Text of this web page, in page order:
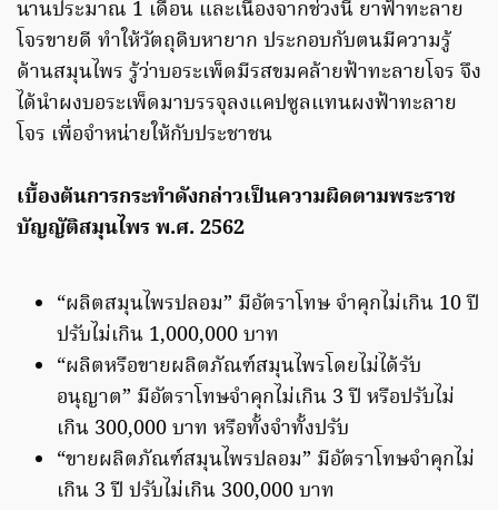
นานประมาณ 1 เดือน และเนื่องจากช่วงนี้ ยาฟ้าทะลาย
โจรขายดี ทำให้วัตถุดิบหายาก ประกอบกับตนมีความรู้
ด้านสมุนไพร รู้ว่าบอระเพ็ดมีรสขมคล้ายฟ้าทะลายโจร จึง
ได้นำผงบอระเพ็ดมาบรรจุลงแคปซูลแทนผงฟ้าทะลาย
โจร เพื่อจำหน่ายให้กับประชาชน
เบื้องต้นการกระทำดังกล่าวเป็นความผิดตามพระราช
บัญญัติสมุนไพร พ.ศ. 2562
“ผลิตสมุนไพรปลอม” มีอัตราโทษ จำคุกไม่เกิน 10 ปี
ปรับไม่เกิน 1,000,000 บาท
“ผลิตหรือขายผลิตภัณฑ์สมุนไพรโดยไม่ได้รับ
อนุญาต” มีอัตราโทษจำคุกไม่เกิน 3 ปี หรือปรับไม่
เกิน 300,000 บาท หรือทั้งจำทั้งปรับ
“ขายผลิตภัณฑ์สมุนไพรปลอม” มีอัตราโทษจำคุกไม่
เกิน 3 ปี ปรับไม่เกิน 300,000 บาท